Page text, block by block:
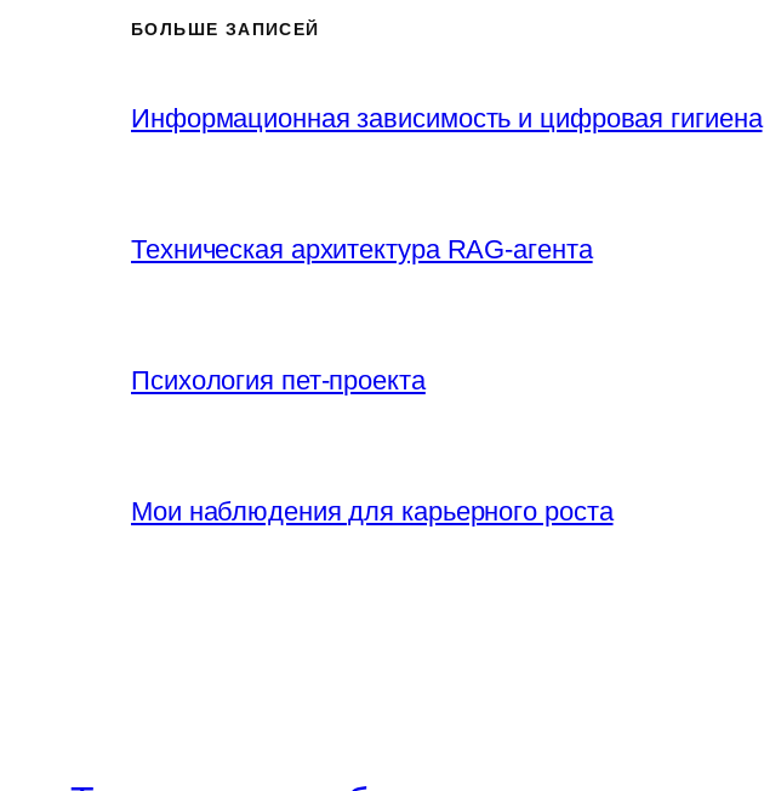
БОЛЬШЕ ЗАПИСЕЙ
Информационная зависимость и цифровая гигиена
Техническая архитектура RAG-агента
Психология пет-проекта
Мои наблюдения для карьерного роста